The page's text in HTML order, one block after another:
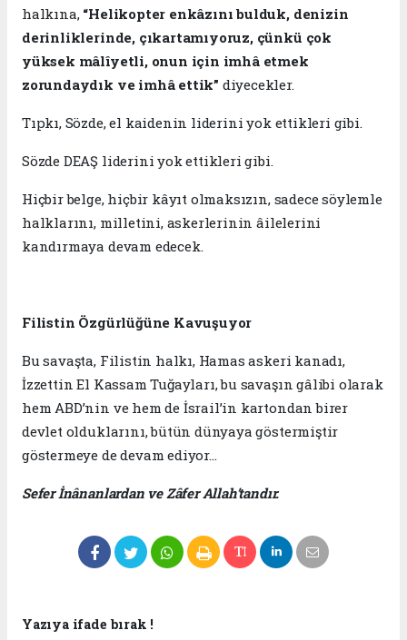
halkına,“Helikopter enkâzını bulduk, denizin
derinliklerinde, çıkartamıyoruz, çünkü çok
yüksek mâlîyetli, onun için imhâ etmek
zorundaydık ve imhâ ettik” diyecekler.
Tıpkı, Sözde, el kaidenin liderini yok ettikleri gibi.
Sözde DEAŞ liderini yok ettikleri gibi.
Hiçbir belge, hiçbir kâyıt olmaksızın, sadece söylemle
halklarını, milletini, askerlerinin âilelerini
kandırmaya devam edecek.
Filistin Özgürlüğüne Kavuşuyor
Bu savaşta, Filistin halkı, Hamas askeri kanadı,
İzzettin El Kassam Tuğayları, bu savaşın gâlibi olarak
hem ABD’nin ve hem de İsrail’in kartondan birer
devlet olduklarını, bütün dünyaya göstermiştir
göstermeye de devam ediyor...
Sefer İnânanlardan ve Zâfer Allah’tandır.
Yazıya ifade bırak !